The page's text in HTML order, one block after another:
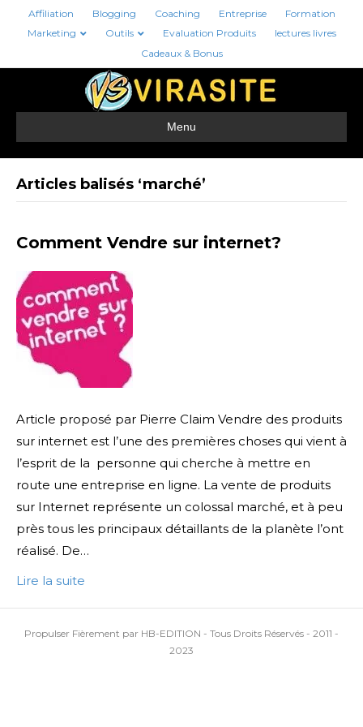
Affiliation Blogging Coaching Entreprise
Formation
Marketing
Outils Evaluation Produits
lectures livres
Cadeaux & Bonus
Menu
Articles balisés ‘marché’
Comment Vendre sur internet?
Article proposé par Pierre Claim Vendre des produits
sur internet est l’une des premières choses qui vient à
l’esprit de la personne qui cherche à mettre en
route une entreprise en ligne. La vente de produits
sur Internet représente un colossal marché, et à peu
près tous les principaux détaillants de la planète l’ont
réalisé. De…
Lire la suite
Propulser Fièrement par HB-EDITION - Tous Droits Réservés - 2011 -
2023